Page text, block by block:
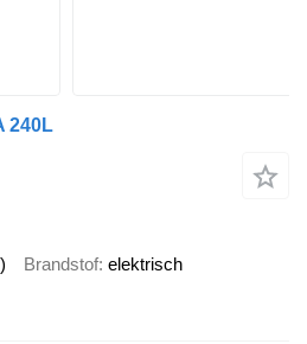
240L
Brandstof elektrisch